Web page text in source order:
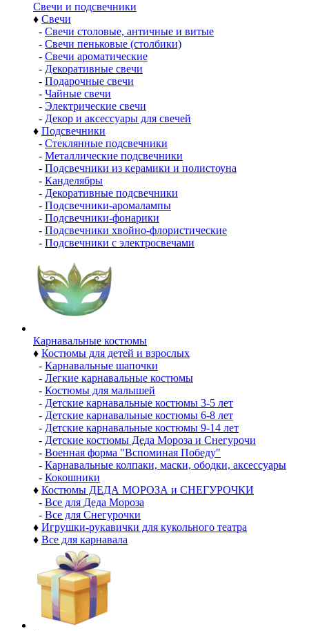
Свечи и подсвечники
♦ Свечи
- Свечи столовые, античные и витые
- Свечи пеньковые (столбики)
- Свечи ароматические
- Декоративные свечи
- Подарочные свечи
- Чайные свечи
- Электрические свечи
- Декор и аксессуары для свечей
♦ Подсвечники
- Стеклянные подсвечники
- Металлические подсвечники
- Подсвечники из керамики и полистоуна
- Канделябры
- Декоративные подсвечники
- Подсвечники-аромалампы
- Подсвечники-фонарики
- Подсвечники хвойно-флористические
- Подсвечники с электросвечами
Карнавальные костюмы
♦ Костюмы для детей и взрослых
- Карнавальные шапочки
- Легкие карнавальные костюмы
- Костюмы для малышей
- Детские карнавальные костюмы 3-5 лет
- Детские карнавальные костюмы 6-8 лет
- Детские карнавальные костюмы 9-14 лет
- Детские костюмы Деда Мороза и Снегурочи
- Военная форма "Вспоминая Победу"
- Карнавальные колпаки, маски, ободки, аксессуары
- Кокошники
♦ Костюмы ДЕДА МОРОЗА и СНЕГУРОЧКИ
- Все для Деда Мороза
- Все для Снегурочки
♦ Игрушки-рукавички для кукольного театра
♦ Все для карнавала